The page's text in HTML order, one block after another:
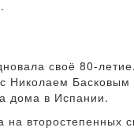
своё 80-
Николаем Басковым
дома в Испании.
второстепенных